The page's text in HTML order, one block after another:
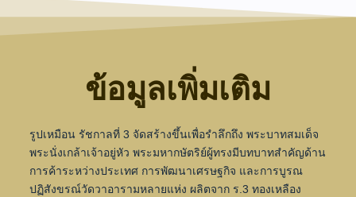
ข้อมูลเพิ่มเติม
รูปเหมือน รัชกาลที่ 3 จัดสร้างขึ้นเพื่อรำลึกถึง พระบาทสมเด็จ
พระนั่งเกล้าเจ้าอยู่หัว พระมหากษัตริย์ผู้ทรงมีบทบาทสำคัญด้าน
การค้าระหว่างประเทศ การพัฒนาเศรษฐกิจ และการบูรณ
ปฏิสังขรณ์วัดวาอารามหลายแห่ง ผลิตจาก ร.3 ทองเหลือง